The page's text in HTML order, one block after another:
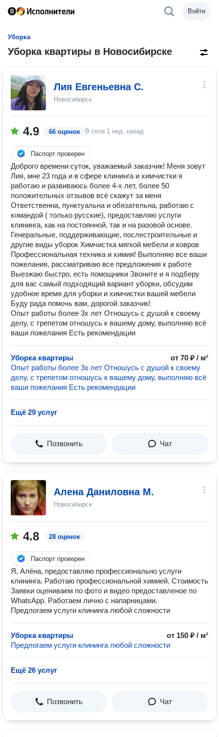
Войти
Уборка
Уборка квартиры в Новосибирске
Лия Евгеньевна С.
Новосибирск
4.9 66 оценок В сети 1 нед. назад
Паспорт проверен
Доброго времени суток, уважаемый заказчик! Меня зовут
Лия, мне 23 года и в сфере клининга и химчистки я
работаю и развиваюсь более 4-х лет, более 50
положительных отзывов всё скажут за меня
Ответственна, пунктуальна и обязательна, работаю с
командой ( только русские), предоставляю услуги
клининга, как на постоянной, так и на разовой основе.
Генеральные, поддерживающие, послестроительные и
другие виды уборок Химчистка мягкой мебели и ковров
Профессиональная техника и химия! Выполняю все ваши
пожелания, рассматриваю все предложения к работе
Выезжаю быстро, есть помощники Звоните и я подберу
для вас самый подходящий вариант уборки, обсудим
удобное время для уборки и химчистки вашей мебели
Буду рада помочь вам, дорогой заказчик!
Опыт работы более 3х лет Отношусь с душой к своему
делу, с трепетом отношусь к вашему дому, выполняю всё
ваши пожелания Есть рекомендации
Уборка квартиры
от 70 ₽ / м²
Опыт работы более 3х лет Отношусь с душой к своему
делу, с трепетом отношусь к вашему дому, выполняю всё
ваши пожелания Есть рекомендации
Ещё 29 услуг
Позвонить Чат
Алена Даниловна М.
Новосибирск
4.8 28 оценок
Паспорт проверен
Я, Алёна, предоставляю профессионально услуги
клининга. Работаю профессиональной химией. Стоимость
Заявки оцениваем по фото и видео предоставленое по
WhatsApp. Работаем лично с напарницами.
Предлогаем услуги клининга любой сложности
Уборка квартиры
от 150 ₽ / м²
Предлогаем услуги клининга любой сложности
Ещё 26 услуг
Позвонить Чат